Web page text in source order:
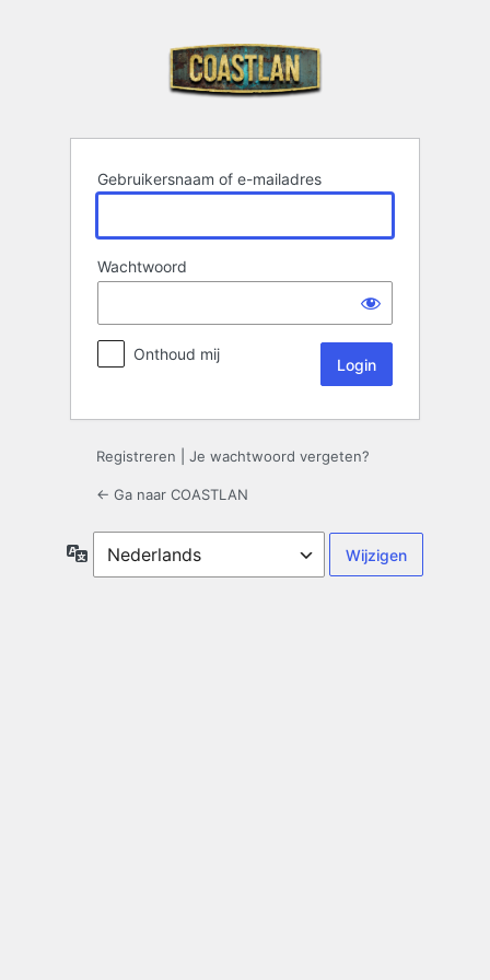
Gebruikersnaam of e-mailadres
Wachtwoord
Onthoud mij
Registreren Je wachtwoord vergeten?
← Ga naar COASTLAN
Taal